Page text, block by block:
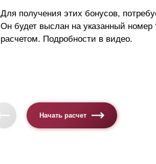
Для получения этих бонусов,
Он будет выслан на указанный номер
расчетом. Подробности в видео.
Начать расчет